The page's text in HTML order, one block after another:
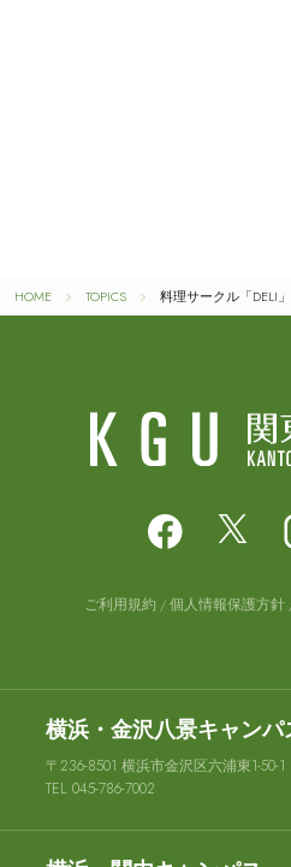
HOME TOPICS 料理サークル「DELI
ご利用規約 個人情報保護方針
横浜・金沢八景キャンパ
〒236-8501 横浜市金沢区六浦東1-50-1
TEL 045-786-7002